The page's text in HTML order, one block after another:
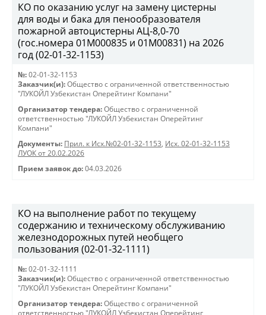
КО по оказанию услуг на замену цистерны
для воды и бака для пенообразователя
пожарной автоцистерны АЦ-8,0-70
(гос.номера 01М000835 и 01М00831) на 2026
год (02-01-32-1153)
№: 02-01-32-1153
Заказчик(и): Общество с ограниченной ответственностью
"ЛУКОЙЛ Узбекистан Оперейтинг Компани"
Организатор тендера: Общество с ограниченной
ответственностью "ЛУКОЙЛ Узбекистан Оперейтинг
Компани"
Документы: Прил. к Исх.№02-01-32-1153, Исх. 02-01-32-1153
ЛУОК от 20.02.2026
Прием заявок до: 04.03.2026
КО на выполнение работ по текущему
содержанию и техническому обслуживанию
железнодорожных путей необщего
пользования (02-01-32-1111)
№: 02-01-32-1111
Заказчик(и): Общество с ограниченной ответственностью
"ЛУКОЙЛ Узбекистан Оперейтинг Компани"
Организатор тендера: Общество с ограниченной
ответственностью "ЛУКОЙЛ Узбекистан Оперейтинг